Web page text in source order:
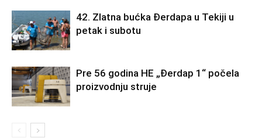
42. Zlatna bućka Đerdapa u Tekiji u
petak i subotu
Pre 56 godina HE „Đerdap 1“ počela
proizvodnju struje